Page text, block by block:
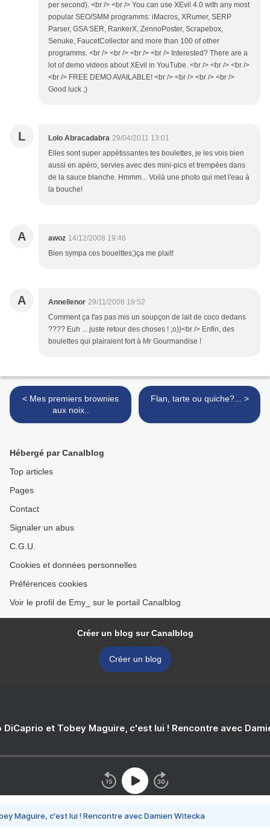
per second). <br /> <br /> You can use XEvil 4.0 with any most
popular SEO/SMM programms: iMacros, XRumer, SERP
Parser, GSA SER, RankerX, ZennoPoster, Scrapebox,
Senuke, FaucetCollector and more than 100 of other
programms. <br /> <br /> <br /> <br /> Interested? There are a
lot of demo videos about XEvil in YouTube. <br /> <br /> <br />
<br /> FREE DEMO AVAILABLE! <br /> <br /> <br /> <br />
Good luck ;)
L Lolo Abracadabra 29/04/2011 13:01
Elles sont super appétissantes tes boulettes, je les vois bien
aussi en apéro, servies avec des mini-pics et trempées dans
de la sauce blanche. Hmmm... Voilà une photo qui met l'eau à
la bouche!
A awoz 14/12/2008 19:46
Bien sympa ces bouelttes;)ça me plait!
A Annellenor 29/11/2008 19:52
Comment ça t'as pas mis un soupçon de lait de coco dedans
???? Euh ... juste retour des choses ! ;o))<br /> Enfin, des
boulettes qui plairaient fort à Mr Gourmandise !
< Mes premiers brownies
aux noix..
Flan, tarte ou quiche?... >
Hébergé par Canalblog
Top articles
Pages
Contact
Signaler un abus
C.G.U.
Cookies et données personnelles
Préférences cookies
Voir le profil de Emy_ sur le portail Canalblog
Créer un blog sur Canalblog
Créer un blog
DiCaprio et Tobey Maguire, c'est lui ! Rencontre avec
Maguire, c'est lui ! Rencontre avec Damien Witecka